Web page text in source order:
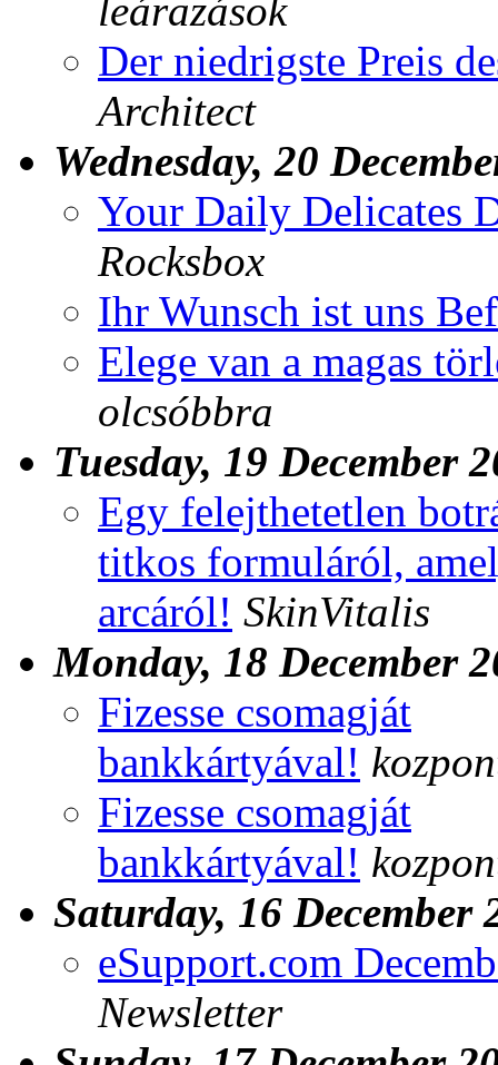
leárazások
Der niedrigste Preis
Architect
Wednesday, 20
Your Daily Delicates
Rocksbox
Ihr Wunsch ist uns
Elege van a magas
olcsóbbra
Tuesday, 19 December
Egy felejthetetlen
titkos formuláról,
arcáról! SkinVitalis
Monday, 18 December
Fizesse csomagját
bankkártyával!
Fizesse csomagját
bankkártyával!
Saturday, 16 December
eSupport.com
Newsletter